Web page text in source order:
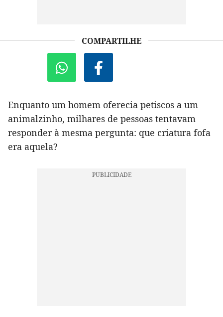
COMPARTILHE
Enquanto um homem oferecia petiscos a um
animalzinho, milhares de pessoas tentavam
responder à mesma pergunta: que criatura fofa
era aquela?